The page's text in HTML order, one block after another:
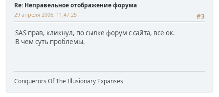
Re: Неправельное отображение форума
#3
29 апреля 2006, 11:47:25
SAS прав, кликнул, по сылке форум с сайта, все ок.
В чем суть проблемы.
Conquerors Of The Illusionary Expanses